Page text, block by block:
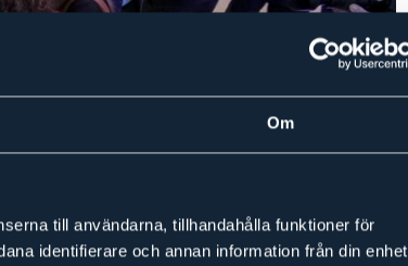
Om
till användarna, tillhandahålla funktioner för
identifierare och annan information från din enhet